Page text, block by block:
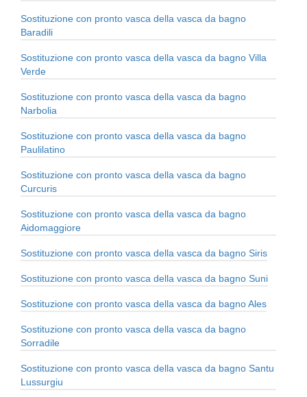
Sostituzione con pronto vasca della vasca da bagno
Baradili
Sostituzione con pronto vasca della vasca da bagno Villa
Verde
Sostituzione con pronto vasca della vasca da bagno
Narbolia
Sostituzione con pronto vasca della vasca da bagno
Paulilatino
Sostituzione con pronto vasca della vasca da bagno
Curcuris
Sostituzione con pronto vasca della vasca da bagno
Aidomaggiore
Sostituzione con pronto vasca della vasca da bagno Siris
Sostituzione con pronto vasca della vasca da bagno Suni
Sostituzione con pronto vasca della vasca da bagno Ales
Sostituzione con pronto vasca della vasca da bagno
Sorradile
Sostituzione con pronto vasca della vasca da bagno Santu
Lussurgiu